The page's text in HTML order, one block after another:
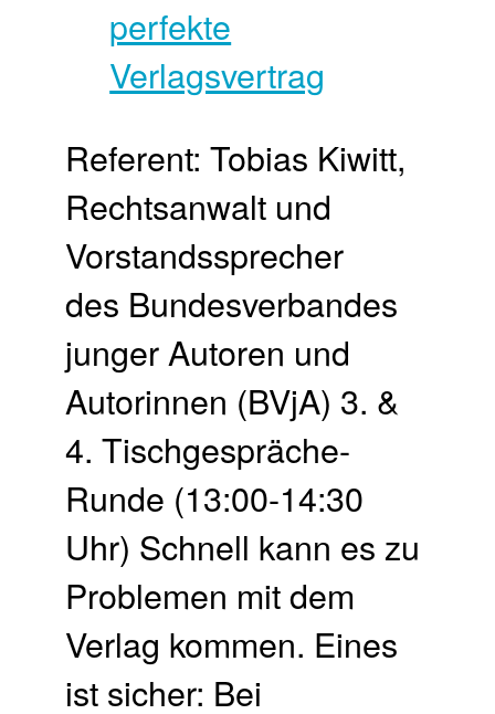
Referent: Tobias Kiwitt,
Rechtsanwalt und
Vorstandssprecher
des Bundesverbandes
junger Autoren und
Autorinnen (BVjA) 3. &
4. Tischgespräche-
Runde (13:00-14:30
Uhr) Schnell kann es zu
Problemen mit dem
Verlag kommen. Eines
ist sicher: Bei